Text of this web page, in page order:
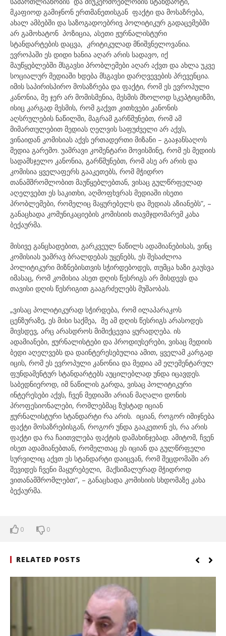
მკაფიოდ გამიჯნონ ერთმანეთისგან ფაქტი და მოსაზრება,
ახალ ამბებში და საზოგადოებრივ პოლიტიკურ გადაცემებში
არ გამოხატონ პოზიცია, ასეთი ჟურნალისტური
სტანდარტების დაცვა, კრიტიკულად მნიშვნელოვანია.
ევროპაში ეს დიდი ხანია აღარ არის სადავო, იქ
მაუწყებლებში მსგავსი პრობლემები აღარ აქვთ და ახლა უკვე
სოციალურ მედიაში ხდება მსგავსი დარღვევების პრევენცია.
იმის საპირისპირო მოსაზრება და ფაქტი, რომ ეს ევროპული
კანონია, მე ჯერ არ მომისმენია, მესმის მხოლოდ სკეპტიციზმი,
ისიც კარგად მესმის, რომ გაქვთ კითხვები კანონის
აღსრულების ნაწილში, მაგრამ გარწმუნებთ, რომ ამ
მიმართულებით მედიას ღელვის საფუძველი არ აქვს,
ვინაიდან კომისიას აქვს ერთადერთი მიზანი – გააჯანსაღოს
მედია გარემო. უამრავი კომენტარი მოვისმინე, რომ ეს მედიის
სადამსჯელო კანონია, გარწმუნებთ, რომ ასე არ არის და
კომისია ყველაფერს გააკეთებს, რომ მჭიდრო
თანამშრომლობით მაუწყებლებთან, ვისაც გულწრფელად
აღელვებთ ეს საკითხი, აღმოფხვრას მედიაში ისეთი
პრობლემები, რომელიც მაყურებელს და მედიას აზიანებს”, –
განაცხადა კომუნიკაციების კომისიის თავმჯდომარემ კახა
ბექაურმა.
მისივე განცხადებით, გარკვეულ ნაწილს ადამიანებისას, ვინც
კომისიას უამრავ ბრალდებას უყენებს, ეს შესაძლოა
პოლიტიკური მიზნებისთვის სჭირდებოდეს, თუმცა ხაზი გაუსვა
იმასაც, რომ კომისია ასეთ დღის წესრიგს არ მისდევს და
თავისი დღის წესრიგით გააგრძელებს მუშაობას.
„ვისაც პოლიტიკურად სჭირდება, რომ ილაპარაკოს
ცენზურაზე, ეს მისი საქმეა, მე ამ დღის წესრიგს არასოდეს
მივსდევ, არც არასდროს მიმიქცევია ყურადღება. ის
ადამიანები, ჟურნალისტები და პროდიუსერები, ვისაც მედიის
ბედი აღელვებს და დაინტერესებულია ამით, ყველამ კარგად
იცის, რომ ეს ევროპული კანონია და მედია ამ ელემენტარულ
ფუნდამენტურ სტანდარტებს აუცილებლად უნდა იცავდეს.
საბედნიეროდ, იმ ნაწილის გარდა, ვისაც პოლიტიკური
ინტერესები აქვს, ჩვენ მედიაში არიან მაღალი დონის
პროფესიონალები, რომლებმაც ზუსტად იციან
ჟურნალისტური სტანდარტი რა არის. იციან, როგორ იმიჯნება
ფაქტი მოსაზრებისგან, როგორ უნდა გააკეთონ ეს, რა არის
ფაქტი და რა ჩაითვლება ფაქტის დამახინჯებად. ამიტომ, ჩვენ
ისეთ ადამიანებთან, რომელთაც ეს იციან და გულწრფელი
სურვილიც აქვთ ეს სტანდარტი დაიცვან, რომ შეცდომაში არ
შევიდეს ჩვენი მაყურებელი, მაქსიმალურად მჭიდროდ
ვითანამშრომლებთ”, – განაცხადა კომისიის სხდომაზე კახა
ბექაურმა.
0 0
RELATED POSTS